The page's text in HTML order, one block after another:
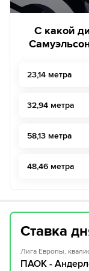
С какой
23,14 метра
32,94 метра
58,13 метра
48,46 метра
Ставка
Лига Европы,
ПАОК -